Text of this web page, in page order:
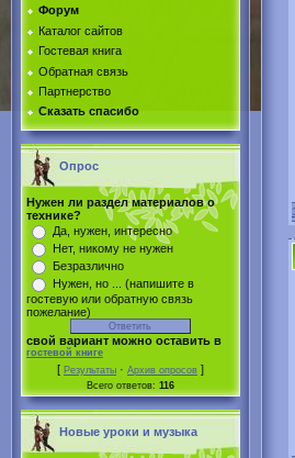
Форум
Каталог сайтов
Гостевая книга
Обратная связь
Партнерство
Сказать спасибо
Опрос
Нужен ли раздел материалов о
технике?
Да, нужен, интересно
Нет, никому не нужен
Безразлично
Нужен, но ... (напишите в
гостевую или обратную связь
пожелание)
свой вариант можно оставить в
гостевой книге
[ Результаты · Архив опросов ]
Всего ответов: 116
Новые уроки и музыка